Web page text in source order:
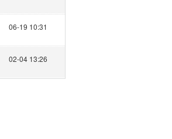
06-19 10:31
02-04 13:26